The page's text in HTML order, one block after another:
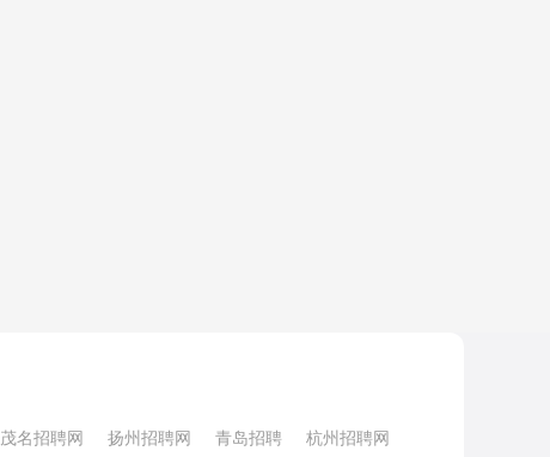
茂名招聘网 扬州招聘网 青岛招聘 杭州招聘网